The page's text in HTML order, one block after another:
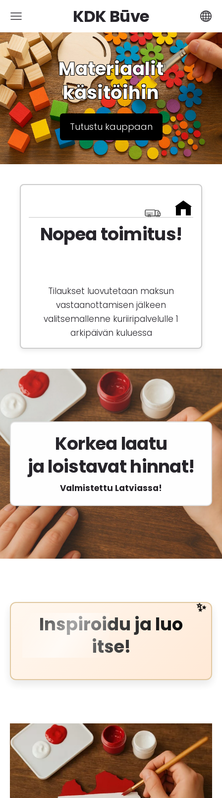
KDK Būve
Materiaalit
käsitöihin
Tutustu kauppaan
Nopea toimitus!
Tilaukset luovutetaan maksun
vastaanottamisen jälkeen
valitsemallenne kuriiripalvelulle 1
arkipäivän kuluessa
Korkea laatu
ja loistavat hinnat!
Valmistettu Latviassa!
Inspiroidu ja luo
itse!
✨